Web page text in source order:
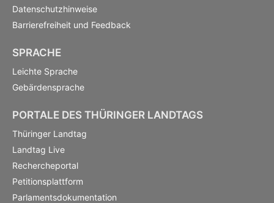
Datenschutzhinweise
Barrierefreiheit und Feedback
SPRACHE
Leichte Sprache
Gebärdensprache
PORTALE DES THÜRINGER LANDTAGS
Thüringer Landtag
Landtag Live
Rechercheportal
Petitionsplattform
Parlamentsdokumentation